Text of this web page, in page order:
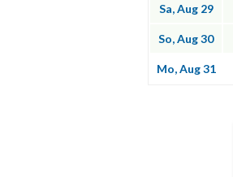
Sa, Aug 29
So, Aug 30
Mo, Aug 31